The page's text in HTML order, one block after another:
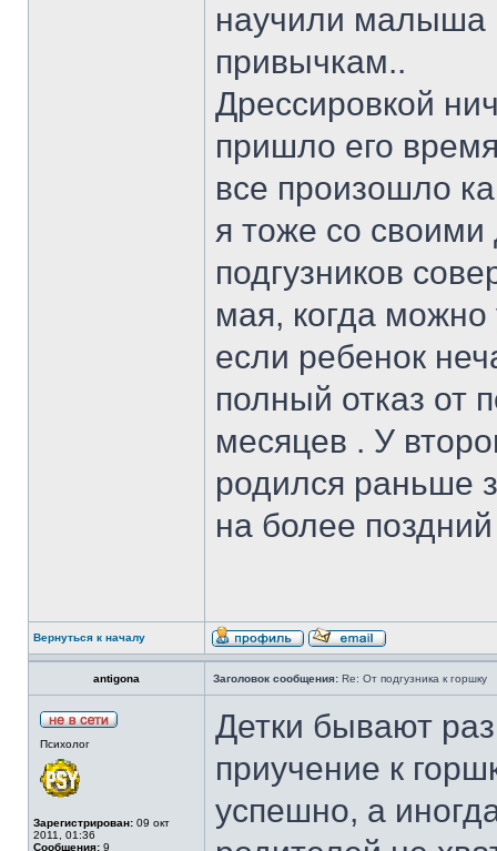
научили малыша
привычкам..
Дрессировкой
пришло его
все произошло
я тоже со своими
подгузников
мая, когда можно
если ребенок
полный отказ от
месяцев . У
родился раньше
на более поздний
Вернуться к началу
antigona Заголовок сообщения: Re: От подгузника к горшку
Психолог
Зарегистрирован: 09 окт
2011, 01:36
Сообщения: 9
Детки бывают
приучение к
успешно, а